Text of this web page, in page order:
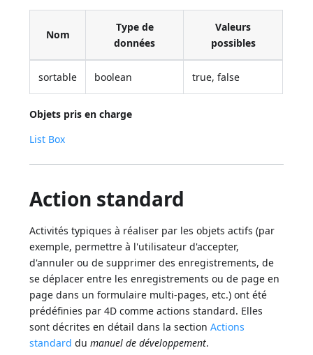
Nom
Type de
données
Valeurs
possibles
sortable boolean true, false
Objets pris en charge
List Box
Action standard
Activités typiques à réaliser par les objets actifs (par
exemple, permettre à l'utilisateur d'accepter,
d'annuler ou de supprimer des enregistrements, de
se déplacer entre les enregistrements ou de page en
page dans un formulaire multi-pages, etc.) ont été
prédéfinies par 4D comme actions standard. Elles
sont décrites en détail dans la sectionActions
standard dumanuel de développement.